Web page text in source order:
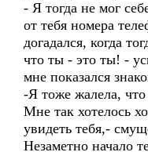
- Я тогда не мог
от тебя номера
догадался, когда
что ты - это ты! -
мне показался
-Я тоже жалела, что
Мне так хотелось
увидеть тебя,-
Незаметно начало